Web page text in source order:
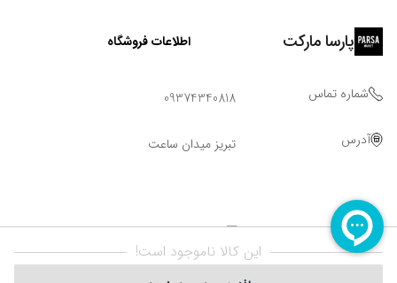
این کالا ناموجود است!
پارسا مارکت اطلاعات فروشگاه
شماره تماس 09374340818
آدرس تبریز میدان ساعت